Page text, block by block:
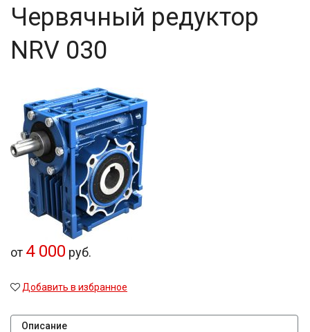
Червячный редуктор
NRV 030
от 4 000 руб.
Добавить в избранное
Описание